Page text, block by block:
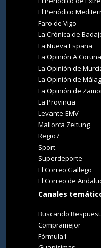
El Periódico
Faro de Vigo
La Crónica de
La Nueva España
La Opinión A Coruña
La Opinión de
La Opinión de
La Opinión de
La Provincia
Levante-EMV
Mallorca Zeitung
Regio7
Sport
Superdeporte
El Correo Gallego
El Correo de
Canales
Buscando
Compramejor
Fórmula1